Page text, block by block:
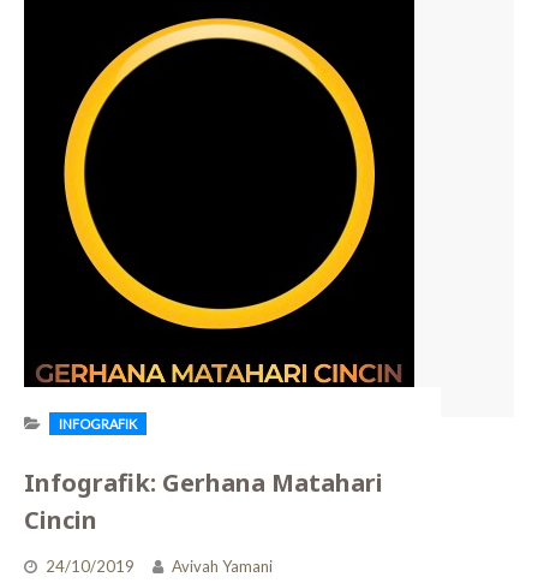
INFOGRAFIK
Infografik: Gerhana Matahari
Cincin
24/10/2019 Avivah Yamani